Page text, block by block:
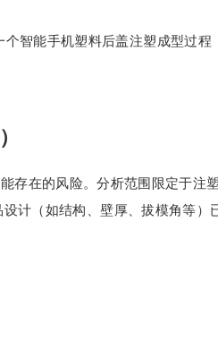
个智能手机塑料后盖注塑成型过程
存在的风险。分析范围限定于注
计（如结构、壁厚、拔模角等）